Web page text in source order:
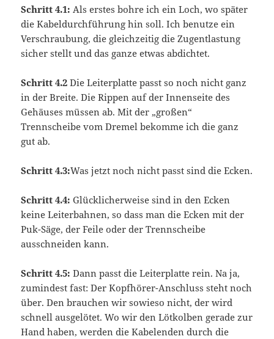
Schritt 4.1: Als erstes bohre ich ein Loch, wo später
die Kabeldurchführung hin soll. Ich benutze ein
Verschraubung, die gleichzeitig die Zugentlastung
sicher stellt und das ganze etwas abdichtet.
Schritt 4.2 Die Leiterplatte passt so noch nicht ganz
in der Breite. Die Rippen auf der Innenseite des
Gehäuses müssen ab. Mit der „großen“
Trennscheibe vom Dremel bekomme ich die ganz
gut ab.
Schritt 4.3:Was jetzt noch nicht passt sind die Ecken.
Schritt 4.4: Glücklicherweise sind in den Ecken
keine Leiterbahnen, so dass man die Ecken mit der
Puk-Säge, der Feile oder der Trennscheibe
ausschneiden kann.
Schritt 4.5: Dann passt die Leiterplatte rein. Na ja,
zumindest fast: Der Kopfhörer-Anschluss steht noch
über. Den brauchen wir sowieso nicht, der wird
schnell ausgelötet. Wo wir den Lötkolben gerade zur
Hand haben, werden die Kabelenden durch die